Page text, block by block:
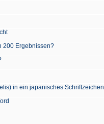
200 Ergebnissen?
in ein japanisches Schriftzeichen